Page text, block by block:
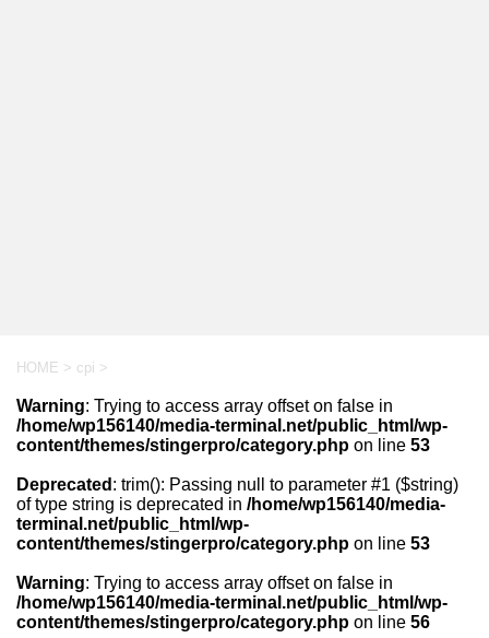
HOME > cpi >
Warning: Trying to access array offset on false in
/home/wp156140/media-terminal.net/public_html/wp-
content/themes/stingerpro/category.php on line 53
Deprecated : trim(): Passing null to parameter #1 ($string)
of type string is deprecated in /home/wp156140/media-
terminal.net/public_html/wp-
content/themes/stingerpro/category.php on line 53
Warning: Trying to access array offset on false in
/home/wp156140/media-terminal.net/public_html/wp-
content/themes/stingerpro/category.php on line 56